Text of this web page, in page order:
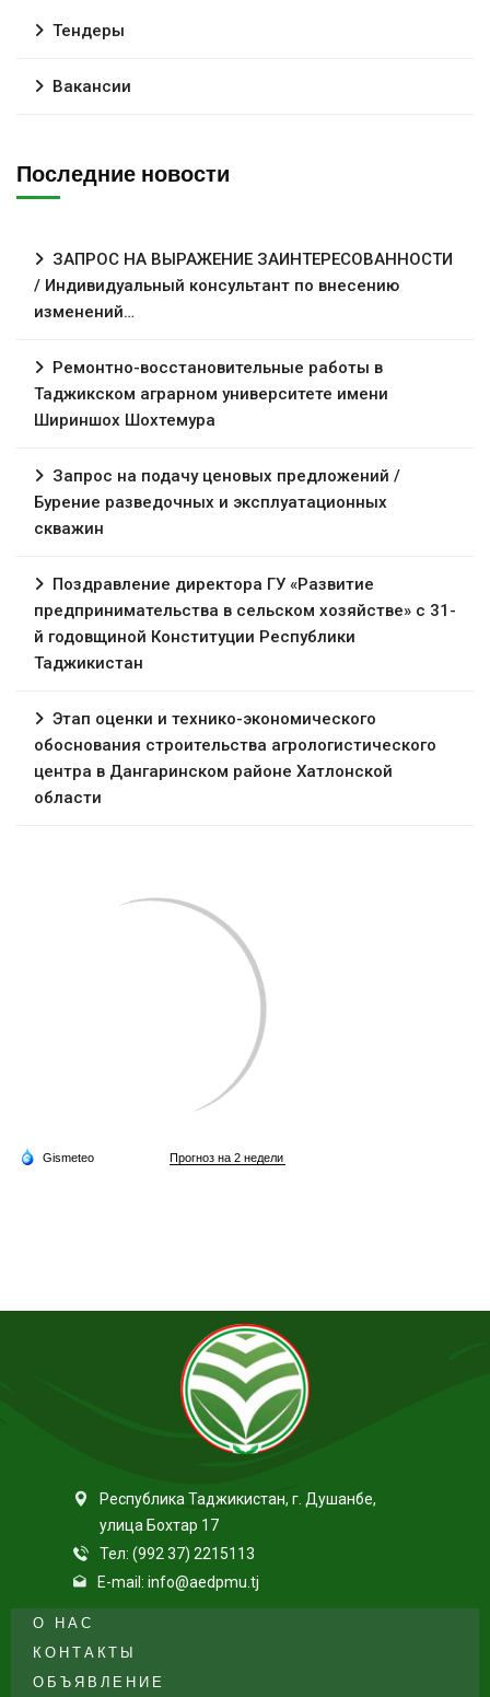
Тендеры
Вакансии
Последние новости
ЗАПРОС НА ВЫРАЖЕНИЕ ЗАИНТЕРЕСОВАННОСТИ
/ Индивидуальный консультант по внесению
изменений…
Ремонтно-восстановительные работы в
Таджикском аграрном университете имени
Шириншох Шохтемура
Запрос на подачу ценовых предложений /
Бурение разведочных и эксплуатационных
скважин
Поздравление директора ГУ «Развитие
предпринимательства в сельском хозяйстве» с 31-
й годовщиной Конституции Республики
Таджикистан
Этап оценки и технико-экономического
обоснования строительства агрологистического
центра в Дангаринском районе Хатлонской
области
Республика Таджикистан, г. Душанбе,
улица Бохтар 17
Тел: (992 37) 2215113
E-mail: info@aedpmu.tj
О НАС
КОНТАКТЫ
ОБЪЯВЛЕНИЕ